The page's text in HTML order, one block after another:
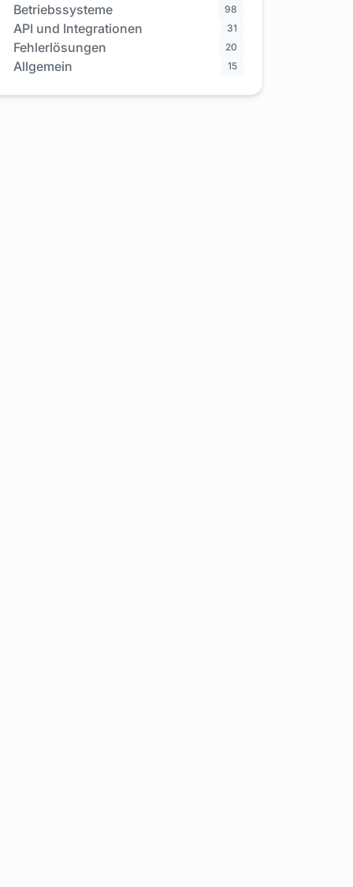
Betriebssysteme 98
API und Integrationen 31
Fehlerlösungen 20
Allgemein 15